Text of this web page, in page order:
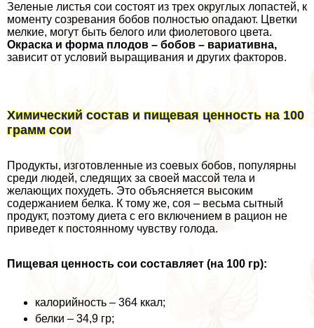
Зеленые листья сои состоят из трех округлых лопастей, к
моменту созревания бобов полностью опадают. Цветки
мелкие, могут быть белого или фиолетового цвета.
Окраска и форма плодов – бобов – вариативна,
зависит от условий выращивания и других факторов.
Химический состав и пищевая ценность на 100
грамм сои
Продукты, изготовленные из соевых бобов, популярны
среди людей, следящих за своей массой тела и
желающих похудеть. Это объясняется высоким
содержанием белка. К тому же, соя – весьма сытный
продукт, поэтому диета с его включением в рацион не
приведет к постоянному чувству голода.
Пищевая ценность сои составляет (на 100 гр):
калорийность – 364 ккал;
белки – 34,9 гр;